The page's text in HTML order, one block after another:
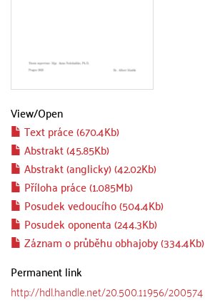
View/Open
Text práce (670.4Kb)
Abstrakt (45.85Kb)
Abstrakt (anglicky) (42.02Kb)
Příloha práce (1.085Mb)
Posudek vedoucího (504.4Kb)
Posudek oponenta (244.3Kb)
Záznam o průběhu obhajoby (334.4Kb)
Permanent link
http://hdl.handle.net/20.500.11956/200574